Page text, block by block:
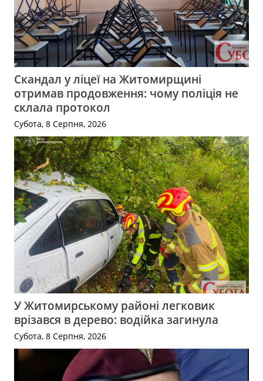
Скандал у ліцеї на Житомирщині
отримав продовження: чому поліція не
склала протокол
Субота, 8 Серпня, 2026
У Житомирському районі легковик
врізався в дерево: водійка загинула
Субота, 8 Серпня, 2026